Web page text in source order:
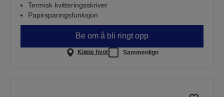
Termisk kvitteringsskriver
Papirsparingsfunksjon
Be om å bli ringt opp
Kjøpe hvor Sammenlign